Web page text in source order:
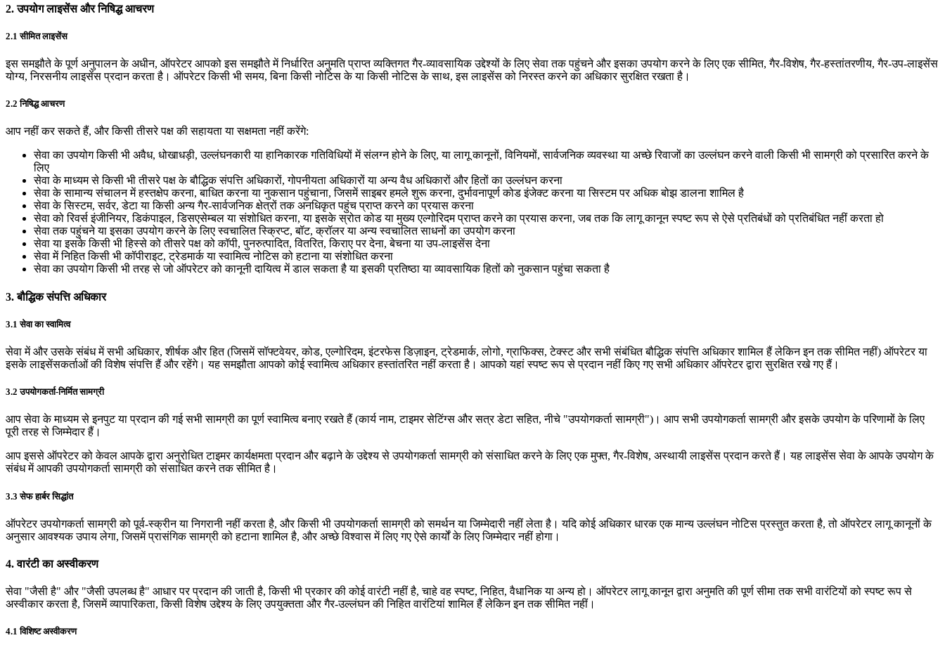
2. उपयोग लाइसेंस और निषिद्ध आचरण
2.1 सीमित लाइसेंस
इस समझौते के पूर्ण अनुपालन के अधीन, ऑपरेटर आपको इस समझौते में निर्धारित अनुमति प्राप्त व्यक्तिगत गैर-व्यावसायिक उद्देश्यों के लिए सेवा तक पहुंचने और इसका उपयोग करने के लिए एक सीमित, गैर-विशेष, गैर-हस्तांतरणीय, गैर-उप-लाइसेंस
योग्य, निरसनीय लाइसेंस प्रदान करता है। ऑपरेटर किसी भी समय, बिना किसी नोटिस के या किसी नोटिस के साथ, इस लाइसेंस को निरस्त करने का अधिकार सुरक्षित रखता है।
2.2 निषिद्ध आचरण
आप नहीं कर सकते हैं, और किसी तीसरे पक्ष की सहायता या सक्षमता नहीं करेंगे:
सेवा का उपयोग किसी भी अवैध, धोखाधड़ी, उल्लंघनकारी या हानिकारक गतिविधियों में संलग्न होने के लिए, या लागू कानूनों, विनियमों, सार्वजनिक व्यवस्था या अच्छे रिवाजों का उल्लंघन करने वाली किसी भी सामग्री को प्रसारित करने के
लिए
सेवा के माध्यम से किसी भी तीसरे पक्ष के बौद्धिक संपत्ति अधिकारों, गोपनीयता अधिकारों या अन्य वैध अधिकारों और हितों का उल्लंघन करना
सेवा के सामान्य संचालन में हस्तक्षेप करना, बाधित करना या नुकसान पहुंचाना, जिसमें साइबर हमले शुरू करना, दुर्भावनापूर्ण कोड इंजेक्ट करना या सिस्टम पर अधिक बोझ डालना शामिल है
सेवा के सिस्टम, सर्वर, डेटा या किसी अन्य गैर-सार्वजनिक क्षेत्रों तक अनधिकृत पहुंच प्राप्त करने का प्रयास करना
सेवा को रिवर्स इंजीनियर, डिकंपाइल, डिसएसेम्बल या संशोधित करना, या इसके स्रोत कोड या मुख्य एल्गोरिदम प्राप्त करने का प्रयास करना, जब तक कि लागू कानून स्पष्ट रूप से ऐसे प्रतिबंधों को प्रतिबंधित नहीं करता हो
सेवा तक पहुंचने या इसका उपयोग करने के लिए स्वचालित स्क्रिप्ट, बॉट, क्रॉलर या अन्य स्वचालित साधनों का उपयोग करना
सेवा या इसके किसी भी हिस्से को तीसरे पक्ष को कॉपी, पुनरुत्पादित, वितरित, किराए पर देना, बेचना या उप-लाइसेंस देना
सेवा में निहित किसी भी कॉपीराइट, ट्रेडमार्क या स्वामित्व नोटिस को हटाना या संशोधित करना
सेवा का उपयोग किसी भी तरह से जो ऑपरेटर को कानूनी दायित्व में डाल सकता है या इसकी प्रतिष्ठा या व्यावसायिक हितों को नुकसान पहुंचा सकता है
3. बौद्धिक संपत्ति अधिकार
3.1 सेवा का स्वामित्व
सेवा में और उसके संबंध में सभी अधिकार, शीर्षक और हित (जिसमें सॉफ्टवेयर, कोड, एल्गोरिदम, इंटरफेस डिज़ाइन, ट्रेडमार्क, लोगो, ग्राफिक्स, टेक्स्ट और सभी संबंधित बौद्धिक संपत्ति अधिकार शामिल हैं लेकिन इन तक सीमित नहीं) ऑपरेटर या
इसके लाइसेंसकर्ताओं की विशेष संपत्ति हैं और रहेंगे। यह समझौता आपको कोई स्वामित्व अधिकार हस्तांतरित नहीं करता है। आपको यहां स्पष्ट रूप से प्रदान नहीं किए गए सभी अधिकार ऑपरेटर द्वारा सुरक्षित रखे गए हैं।
3.2 उपयोगकर्ता-निर्मित सामग्री
आप सेवा के माध्यम से इनपुट या प्रदान की गई सभी सामग्री का पूर्ण स्वामित्व बनाए रखते हैं (कार्य नाम, टाइमर सेटिंग्स और सत्र डेटा सहित, नीचे "उपयोगकर्ता सामग्री")। आप सभी उपयोगकर्ता सामग्री और इसके उपयोग के परिणामों के लिए
पूरी तरह से जिम्मेदार हैं।
आप इससे ऑपरेटर को केवल आपके द्वारा अनुरोधित टाइमर कार्यक्षमता प्रदान और बढ़ाने के उद्देश्य से उपयोगकर्ता सामग्री को संसाधित करने के लिए एक मुफ्त, गैर-विशेष, अस्थायी लाइसेंस प्रदान करते हैं। यह लाइसेंस सेवा के आपके उपयोग के
संबंध में आपकी उपयोगकर्ता सामग्री को संसाधित करने तक सीमित है।
3.3 सेफ हार्बर सिद्धांत
ऑपरेटर उपयोगकर्ता सामग्री को पूर्व-स्क्रीन या निगरानी नहीं करता है, और किसी भी उपयोगकर्ता सामग्री को समर्थन या जिम्मेदारी नहीं लेता है। यदि कोई अधिकार धारक एक मान्य उल्लंघन नोटिस प्रस्तुत करता है, तो ऑपरेटर लागू कानूनों के
अनुसार आवश्यक उपाय लेगा, जिसमें प्रासंगिक सामग्री को हटाना शामिल है, और अच्छे विश्वास में लिए गए ऐसे कार्यों के लिए जिम्मेदार नहीं होगा।
4. वारंटी का अस्वीकरण
सेवा "जैसी है" और "जैसी उपलब्ध है" आधार पर प्रदान की जाती है, किसी भी प्रकार की कोई वारंटी नहीं है, चाहे वह स्पष्ट, निहित, वैधानिक या अन्य हो। ऑपरेटर लागू कानून द्वारा अनुमति की पूर्ण सीमा तक सभी वारंटियों को स्पष्ट रूप से
अस्वीकार करता है, जिसमें व्यापारिकता, किसी विशेष उद्देश्य के लिए उपयुक्तता और गैर-उल्लंघन की निहित वारंटियां शामिल हैं लेकिन इन तक सीमित नहीं।
4.1 विशिष्ट अस्वीकरण